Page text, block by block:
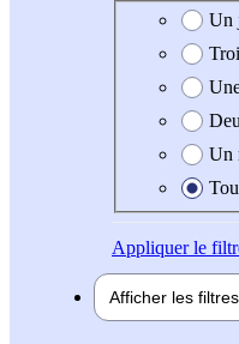
Date de
Un
Un
Appliquerle
Afficher les